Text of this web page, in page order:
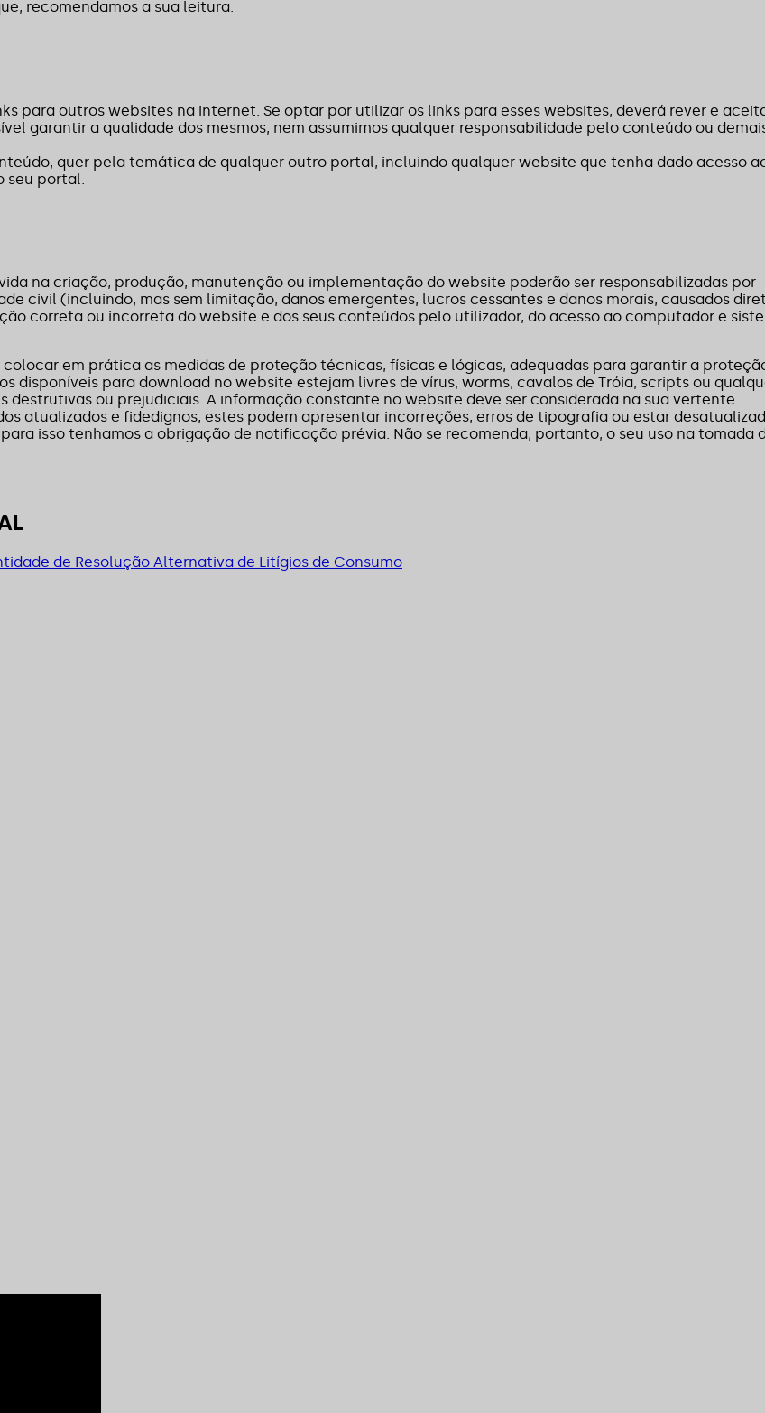
recomendamos a sua leitura.
para outros websites na internet. Se optar por utilizar os links para esses websites, deverá rever e
garantir a qualidade dos mesmos, nem assumimos qualquer responsabilidade pelo conteúdo ou
quer pela temática de qualquer outro portal, incluindo qualquer website que tenha dado acesso
seu portal.
na criação, produção, manutenção ou implementação do website poderão ser responsabilizadas por
civil (incluindo, mas sem limitação, danos emergentes, lucros cessantes e danos morais, causados
correta ou incorreta do website e dos seus conteúdos pelo utilizador, do acesso ao computador e
em prática as medidas de proteção técnicas, físicas e lógicas, adequadas para garantir a
disponíveis para download no website estejam livres de vírus, worms, cavalos de Tróia, scripts ou
ou prejudiciais. A informação constante no website deve ser considerada na sua vertente
atualizados e fidedignos, estes podem apresentar incorreções, erros de tipografia ou estar
isso tenhamos a obrigação de notificação prévia. Não se recomenda, portanto, o seu uso na tomada
de Resolução Alternativa de Litígios de Consumo